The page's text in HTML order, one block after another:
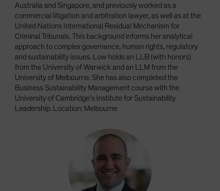
Australia and Singapore, and previously worked as a
commercial litigation and arbitration lawyer, as well as at the
United Nations International Residual Mechanism for
Criminal Tribunals. This background informs her analytical
approach to complex governance, human rights, regulatory
and sustainability issues. Low holds an LLB (with honors)
from the University of Warwick and an LLM from the
University of Melbourne. She has also completed the
Business Sustainability Management course with the
University of Cambridge’s Institute for Sustainability
Leadership. Location: Melbourne